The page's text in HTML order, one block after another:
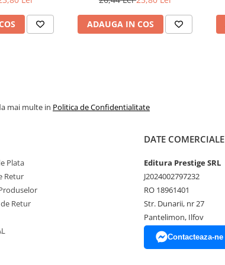
ADAUGA IN COS
mai multe in Politica de Confidentialitate
Plata
Retur
Retur
DATE COMERCIALE
Editura Prestige SRL
J2024002797232
RO 18961401
Str. Dunarii, nr 27
Pantelimon, Ilfov
Contacteaza-ne